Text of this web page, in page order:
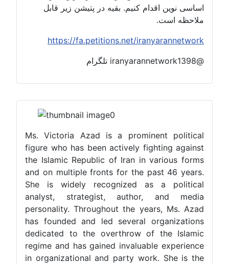
Ms. Victoria Azad is a prominent political
figure who has been actively fighting against
the Islamic Republic of Iran in various forms
and on multiple fronts for the past 46 years.
She is widely recognized as a political
analyst, strategist, author, and media
personality. Throughout the years, Ms. Azad
has founded and led several organizations
dedicated to the overthrow of the Islamic
regime and has gained invaluable experience
in organizational and party work. She is the
اساسی نوین اقدام کنیم. بقیه در پتیشن زیر قابل
ملاحظه است.
https://fa.petitions.net/iranyarannetwork